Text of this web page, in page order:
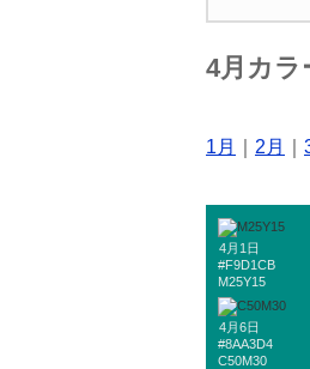
4月カラ
1月 2月
4月1日
#F9D1CB
M25Y15
4月6日
#8AA3D4
C50M30